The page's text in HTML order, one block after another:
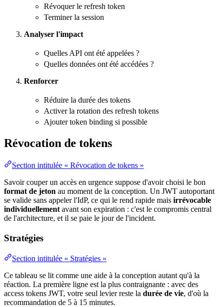
Révoquer le refresh token
Terminer la session
Analyser l'impact
Quelles API ont été appelées ?
Quelles données ont été accédées ?
Renforcer
Réduire la durée des tokens
Activer la rotation des refresh tokens
Ajouter token binding si possible
Révocation de tokens
Section intitulée « Révocation de tokens »
Savoir couper un accès en urgence suppose d'avoir choisi le bon
format de jeton au moment de la conception. Un JWT autoportant
se valide sans appeler l'IdP, ce qui le rend rapide mais irrévocable
individuellement avant son expiration : c'est le compromis central
de l'architecture, et il se paie le jour de l'incident.
Stratégies
Section intitulée « Stratégies »
Ce tableau se lit comme une aide à la conception autant qu'à la
réaction. La première ligne est la plus contraignante : avec des
access tokens JWT, votre seul levier reste la durée de vie, d'où la
recommandation de 5 à 15 minutes.